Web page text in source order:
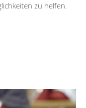
zu helfen.